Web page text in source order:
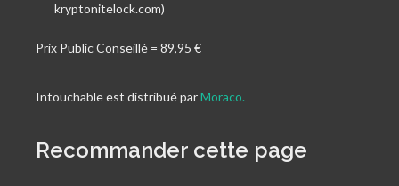
kryptonitelock.com)
Prix Public Conseillé = 89,95 €
Intouchable est distribué parMoraco.
Recommander cette page